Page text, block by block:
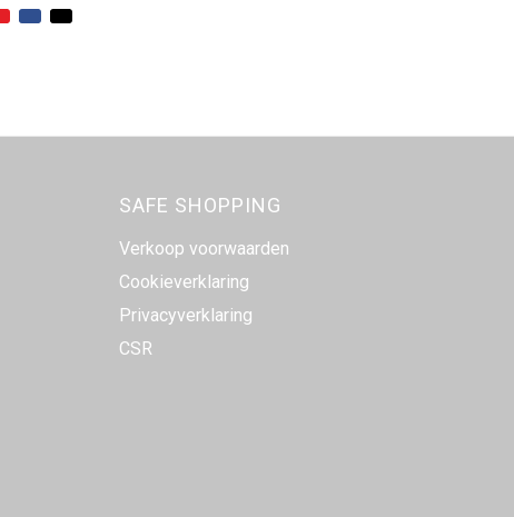
SAFE SHOPPING
Verkoop voorwaarden
Cookieverklaring
Privacyverklaring
CSR